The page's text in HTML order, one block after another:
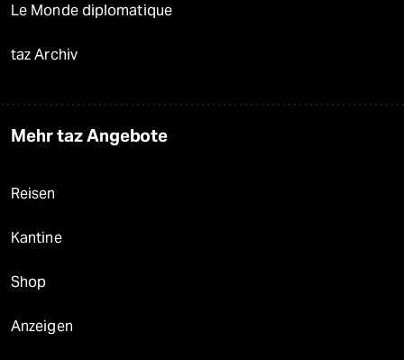
Le Monde diplomatique
taz Archiv
Mehr taz Angebote
Reisen
Kantine
Shop
Anzeigen